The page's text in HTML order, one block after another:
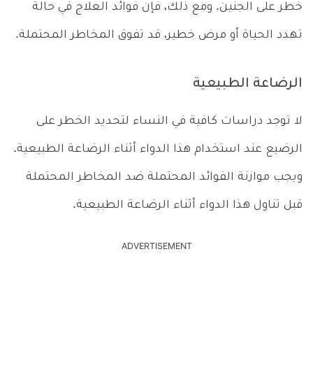
خطر على الجنين. ومع ذلك، فإن فوائد العلاج في حالة
تهدد الحياة أو مرض خطير، قد تفوق المخاطر المحتملة.
الرضاعة الطبيعية
لا توجد دراسات كافية في النساء لتحديد الخطر على
الرضيع عند استخدام هذا الدواء أثناء الرضاعة الطبيعية.
ويجب موازنة الفوائد المحتملة ضد المخاطر المحتملة
قبل تناول هذا الدواء أثناء الرضاعة الطبيعية.
ADVERTISEMENT